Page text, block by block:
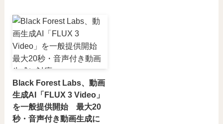
Black Forest Labs、動画
生成AI「FLUX 3 Video」
を一般提供開始 最大20
秒・音声付き動画生成に